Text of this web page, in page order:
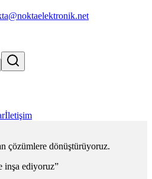
İletişim
çözümlere dönüştürüyoruz.
inşa ediyoruz”